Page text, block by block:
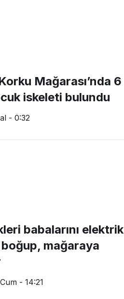
Mağarası’nda 6
iskeleti bulundu
- 0:32
babalarını elektrik
mağaraya
- 14:21